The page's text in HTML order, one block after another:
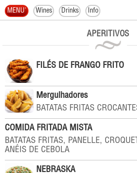
MENU' Wines Drinks Info
APERITIVOS
FILÉS DE FRANGO FRITO
Mergulhadores
BATATAS FRITAS
COMIDA FRITADA MISTA
BATATAS FRITAS, PANELLE,
ANÉIS DE CEBOLA
NEBRASKA